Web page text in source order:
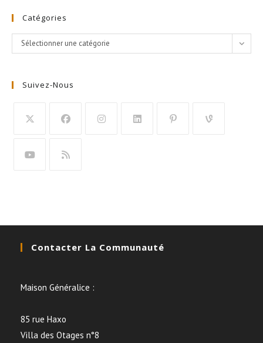
Catégories
Catégories
Sélectionner une catégorie
Suivez-Nous
Contacter La Communauté
Maison Généralice :
85 rue Haxo
Villa des Otages n°8